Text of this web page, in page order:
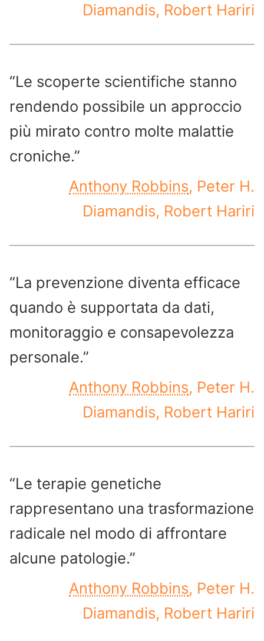
Diamandis, Robert Hariri
“Le scoperte scientifiche stanno
rendendo possibile un approccio
più mirato contro molte malattie
croniche.”
Anthony Robbins, Peter H.
Diamandis, Robert Hariri
“La prevenzione diventa efficace
quando è supportata da dati,
monitoraggio e consapevolezza
personale.”
Anthony Robbins, Peter H.
Diamandis, Robert Hariri
“Le terapie genetiche
rappresentano una trasformazione
radicale nel modo di affrontare
alcune patologie.”
Anthony Robbins, Peter H.
Diamandis, Robert Hariri